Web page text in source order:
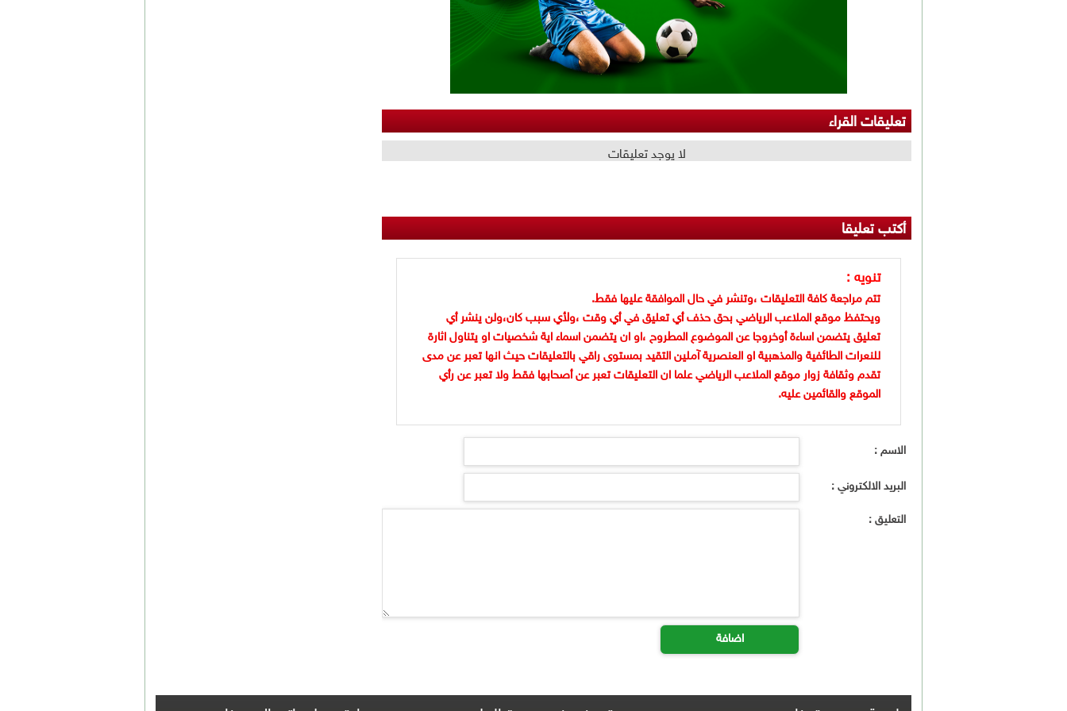
تعليقات القراء
لا يوجد تعليقات
أكتب تعليقا
تنويه :
تتم مراجعة كافة التعليقات ،وتنشر في حال الموافقة عليها فقط.
ويحتفظ موقع الملاعب الرياضي بحق حذف أي تعليق في أي وقت ،ولأي سبب كان،ولن ينشر أي
تعليق يتضمن اساءة أوخروجا عن الموضوع المطروح ،او ان يتضمن اسماء اية شخصيات او يتناول اثارة
للنعرات الطائفية والمذهبية او العنصرية آملين التقيد بمستوى راقي بالتعليقات حيث انها تعبر عن مدى
تقدم وثقافة زوار موقع الملاعب الرياضي علما ان التعليقات تعبر عن أصحابها فقط ولا تعبر عن رأي
الموقع والقائمين عليه.
الاسم :
البريد الالكتروني :
التعليق :
اضافة